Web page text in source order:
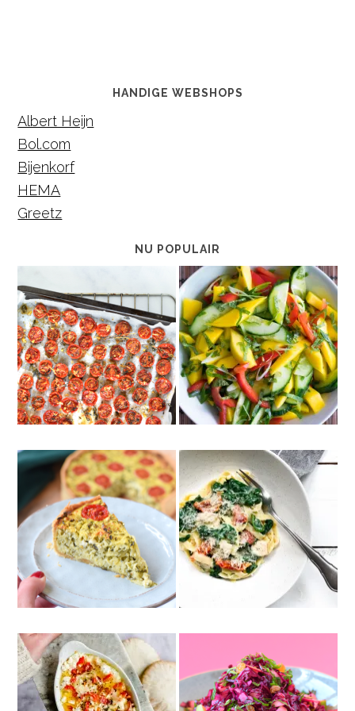
HANDIGE WEBSHOPS
Albert Heijn
Bol.com
Bijenkorf
HEMA
Greetz
NU POPULAIR